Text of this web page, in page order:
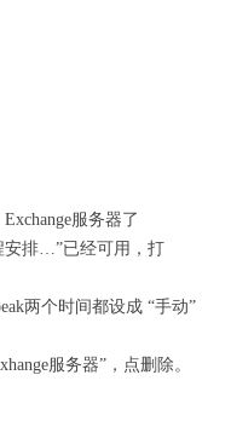
服务器了
安排…”已经可用，打
两个时间都设成 “手动”
服务器”，点删除。